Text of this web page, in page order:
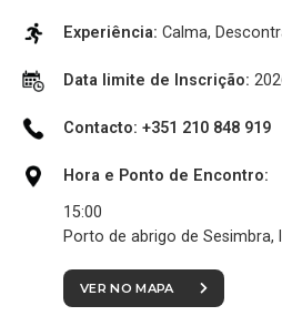
Experiência: Calma,
Data limite de Inscrição:
Contacto: +351 210 848 919
Hora e Ponto de Encontro:
15:00
Porto de abrigo de Sesimbra,
VER NO MAPA